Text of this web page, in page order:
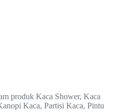
produk Kaca Shower, Kaca
Kaca, Partisi Kaca, Pintu